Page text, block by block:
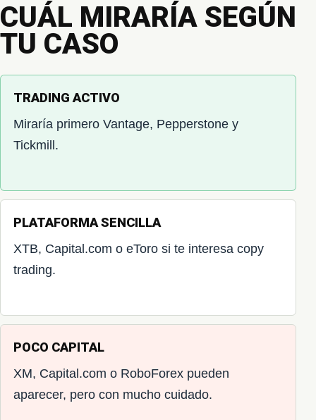
CUÁL MIRARÍA SEGÚN
TU CASO
TRADING ACTIVO
Miraría primero Vantage, Pepperstone y
Tickmill.
PLATAFORMA SENCILLA
XTB, Capital.com o eToro si te interesa copy
trading.
POCO CAPITAL
XM, Capital.com o RoboForex pueden
aparecer, pero con mucho cuidado.